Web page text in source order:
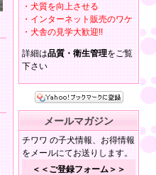
・犬質を向上させる
・インターネット販売のワケ
・犬舎の見学大歓迎!!
詳細は品質・衛生管理をご覧
下さい
メールマガジン
チワワ の子犬情報、お得情報
をメールにてお送りします。
＜＜ご登録フォーム＞＞